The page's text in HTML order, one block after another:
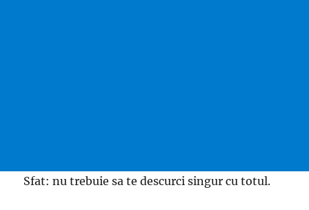
Sfat: nu trebuie sa te descurci singur cu totul.